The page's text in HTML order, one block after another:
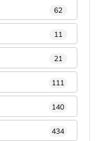
62
11
21
111
140
434